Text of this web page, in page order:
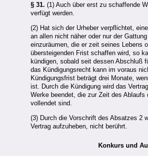
§ 31. (1) Auch über erst zu schaffende
verfügt werden.
(2) Hat sich der Urheber verpflichtet,
an allen nicht näher oder nur der
einzuräumen, die er zeit seines Lebens
übersteigenden Frist schaffen wird, so
kündigen, sobald seit dessen Abschluß
das Kündigungsrecht kann im voraus
Kündigungsfrist beträgt drei Monate,
ist. Durch die Kündigung wird das
Werke beendet, die zur Zeit des
vollendet sind.
(3) Durch die Vorschrift des Absatzes 2
Vertrag aufzuheben, nicht berührt.
Konkurs und